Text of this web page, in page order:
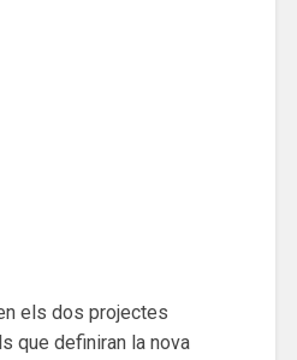
els dos projectes
que definiran la nova